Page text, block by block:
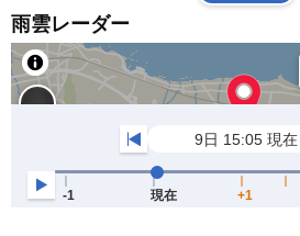
雨雲レーダー